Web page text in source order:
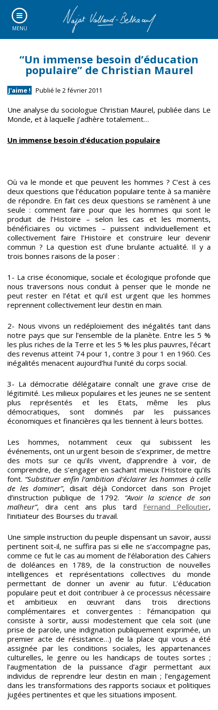
MENU
“Un immense besoin d’éducation
populaire” de Christian Maurel
J'aime ! Publié le 2 février 2011
Une analyse du sociologue Christian Maurel, publiée dans Le
Monde, et à laquelle j’adhère totalement…
Un immense besoin d’éducation populaire
Où va le monde et que peuvent les hommes ? C’est à ces
deux questions que l’éducation populaire tente à sa manière
de répondre. En fait ces deux questions se ramènent à une
seule : comment faire pour que les hommes qui sont le
produit de l’Histoire – selon les cas et les moments,
bénéficiaires ou victimes – puissent individuellement et
collectivement faire l’Histoire et construire leur devenir
commun ? La question est d’une brulante actualité. Il y a
trois bonnes raisons de la poser :
1- La crise économique, sociale et écologique profonde que
nous traversons nous conduit à penser que le monde ne
peut rester en l’état et qu’il est urgent que les hommes
reprennent collectivement leur destin en main.
2- Nous vivons un redéploiement des inégalités tant dans
notre pays que sur l’ensemble de la planète. Entre les 5 %
les plus riches de la Terre et les 5 % les plus pauvres, l’écart
des revenus atteint 74 pour 1, contre 3 pour 1 en 1960. Ces
inégalités menacent aujourd’hui l’unité du corps social.
3- La démocratie délégataire connaît une grave crise de
légitimité. Les milieux populaires et les jeunes ne se sentent
plus représentés et les Etats, même les plus
démocratiques, sont dominés par les puissances
économiques et financières qui les tiennent à leurs bottes.
Les hommes, notamment ceux qui subissent les
événements, ont un urgent besoin de s’exprimer, de mettre
des mots sur ce qu’ils vivent, d’apprendre à voir, de
comprendre, de s’engager en sachant mieux l’Histoire qu’ils
font. “Substituer enfin l’ambition d’éclairer les hommes à celle
de les dominer”, disait déjà Condorcet dans son Projet
d’instruction publique de 1792. “Avoir la science de son
malheur”, dira cent ans plus tard Fernand Pelloutier,
l’initiateur des Bourses du travail.
Une simple instruction du peuple dispensant un savoir, aussi
pertinent soit-il, ne suffira pas si elle ne s’accompagne pas,
comme ce fut le cas au moment de l’élaboration des Cahiers
de doléances en 1789, de la construction de nouvelles
intelligences et représentations collectives du monde
permettant de donner un avenir au futur. L’éducation
populaire peut et doit contribuer à ce processus nécessaire
et ambitieux en œuvrant dans trois directions
complémentaires et convergentes : l’émancipation qui
consiste à sortir, aussi modestement que cela soit (une
prise de parole, une indignation publiquement exprimée, un
premier acte de résistance…) de la place qui vous a été
assignée par les conditions sociales, les appartenances
culturelles, le genre ou les handicaps de toutes sortes ;
l’augmentation de la puissance d’agir permettant aux
individus de reprendre leur destin en main ; l’engagement
dans les transformations des rapports sociaux et politiques
jugées pertinentes et que les situations imposent.